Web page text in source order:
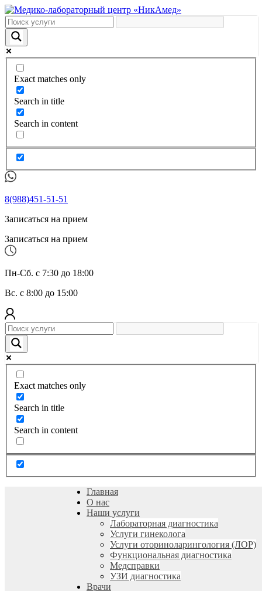
Exact matches only
Search in title
Search in content
8(988)451-51-51
Записаться на прием
Записаться на прием
Пн-Сб. с 7:30 до 18:00
Вс. с 8:00 до 15:00
Exact matches only
Search in title
Search in content
Главная
О нас
Наши услуги
Лабораторная диагностика
Услуги гинеколога
Услуги оториноларингология (ЛОР)
Функциональная диагностика
Медсправки
УЗИ диагностика
Врачи